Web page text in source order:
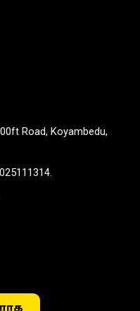
Road, Koyambedu,